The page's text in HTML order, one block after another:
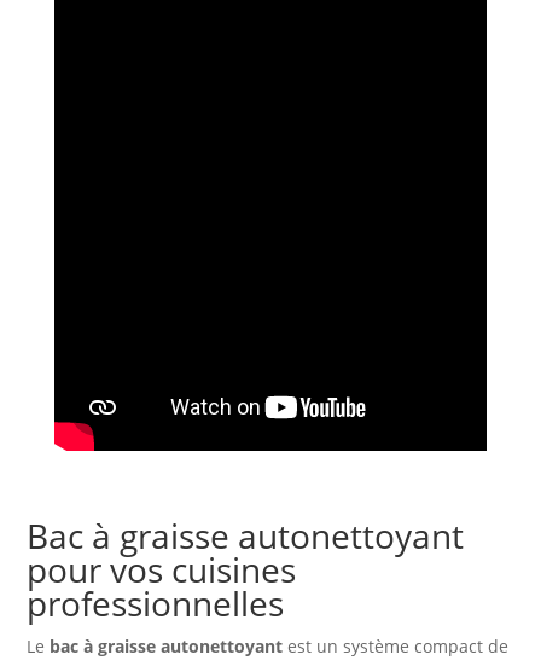
Bac à graisse autonettoyant
pour vos cuisines
professionnelles
Le bac à graisse autonettoyant est un système compact de